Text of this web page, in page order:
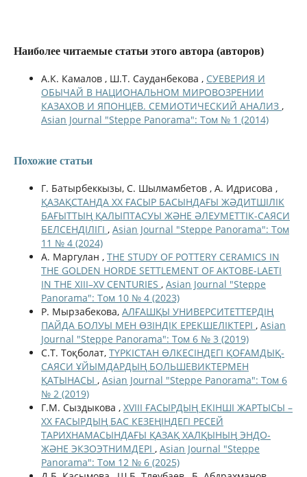
Наиболее читаемые статьи этого автора (авторов)
А.К. Камалов , Ш.Т. Сауданбекова , СУЕВЕРИЯ И
ОБЫЧАЙ В НАЦИОНАЛЬНОМ МИРОВОЗРЕНИИ
КАЗАХОВ И ЯПОНЦЕВ. СЕМИОТИЧЕСКИЙ АНАЛИЗ ,
Asian Journal "Steppe Panorama": Том № 1 (2014)
Похожие статьи
Г. Батырбеккызы, С. Шылмамбетов , А. Идрисова ,
ҚАЗАҚСТАНДА ХХ ҒАСЫР БАСЫНДАҒЫ ЖӘДИТШІЛІК
БАҒЫТТЫҢ ҚАЛЫПТАСУЫ ЖӘНЕ ӘЛЕУМЕТТІК-CАЯСИ
БЕЛСЕНДІЛІГІ , Asian Journal "Steppe Panorama": Том
11 № 4 (2024)
А. Маргулан , THE STUDY OF POTTERY CERAMICS IN
THE GOLDEN HORDE SETTLEMENT OF AKTOBE-LAETI
IN THE XIII–XV CENTURIES , Asian Journal "Steppe
Panorama": Том 10 № 4 (2023)
Р. Мырзабекова, АЛҒАШҚЫ УНИВЕРСИТЕТТЕРДІҢ
ПАЙДА БОЛУЫ МЕН ӨЗІНДІК ЕРЕКШЕЛІКТЕРІ , Asian
Journal "Steppe Panorama": Том 6 № 3 (2019)
С.Т. Тоқболат, ТҮРКІСТАН ӨЛКЕСІНДЕГІ ҚОҒАМДЫҚ-
САЯСИ ҰЙЫМДАРДЫҢ БОЛЬШЕВИКТЕРМЕН
ҚАТЫНАСЫ , Asian Journal "Steppe Panorama": Том 6
№ 2 (2019)
Г.М. Сыздыкова , XVIII ҒАСЫРДЫҢ ЕКІНШІ ЖАРТЫСЫ –
XX ҒАСЫРДЫҢ БАС КЕЗЕҢІНДЕГІ РЕСЕЙ
ТАРИХНАМАСЫНДАҒЫ ҚАЗАҚ ХАЛҚЫНЫҢ ЭНДО-
ЖӘНЕ ЭКЗОЭТНИМДЕРІ , Asian Journal "Steppe
Panorama": Том 12 № 6 (2025)